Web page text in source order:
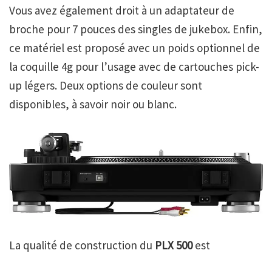
Vous avez également droit à un adaptateur de
broche pour 7 pouces des singles de jukebox. Enfin,
ce matériel est proposé avec un poids optionnel de
la coquille 4g ​​pour l’usage avec de cartouches pick-
up légers. Deux options de couleur sont
disponibles, à savoir noir ou blanc.
La qualité de construction du PLX 500est